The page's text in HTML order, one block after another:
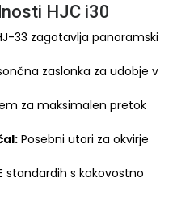
HJC i30
33 zagotavlja panoramski
zaslonka za udobje v
za maksimalen pretok
Posebni utori za okvirje
standardih s kakovostno